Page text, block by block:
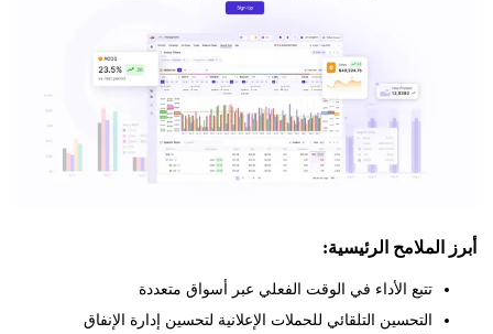
الرئيسية:
تتبع الأداء في الوقت الفعلي عبر أسواق متعددة
التحسين التلقائي للحملات الإعلانية لتحسين إدارة الإنفاق